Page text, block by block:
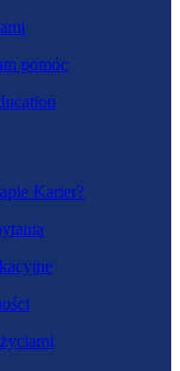
Karier?
pomóc